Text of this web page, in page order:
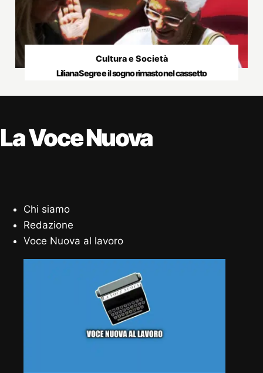
Cultura e Società
Liliana Segre e il sogno rimasto nel cassetto
La Voce Nuova
Chi siamo
Redazione
Voce Nuova al lavoro